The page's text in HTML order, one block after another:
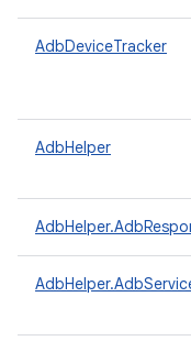
AdbDeviceTracker
AdbHelper